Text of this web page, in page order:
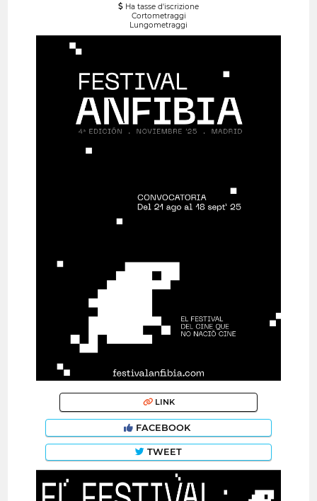
Ha tasse d'iscrizione
Cortometraggi
Lungometraggi
LINK
FACEBOOK
TWEET